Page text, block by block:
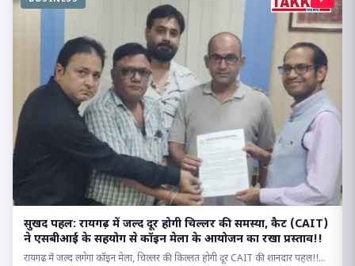
सुखद पहल: रायगढ़ में जल्द दूर होगी चिल्लर की समस्या, कैट (CAIT)
ने एसबीआई के सहयोग से कॉइन मेला के आयोजन का रखा प्रस्ताव!!
रायगढ़ में जल्द लगेगा कॉइन मेला, चिल्लर की किल्लत होगी दूर CAIT की शानदार पहल!!...